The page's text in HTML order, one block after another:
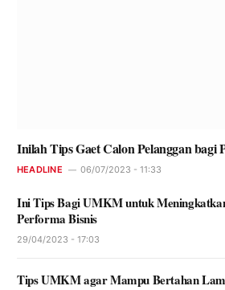
Inilah Tips Gaet Calon Pelanggan bagi
HEADLINE 06/07/2023 - 11:33
Ini Tips Bagi UMKM untuk
Performa Bisnis
29/04/2023 - 17:03
Tips UMKM agar Mampu Bertahan